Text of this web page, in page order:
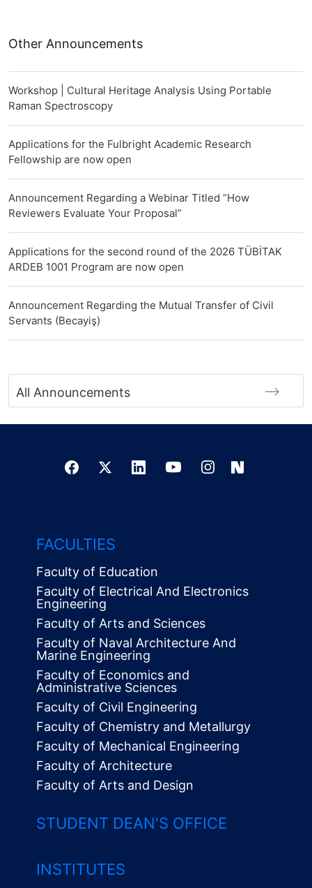
Other Announcements
Workshop | Cultural Heritage Analysis Using Portable
Raman Spectroscopy
Applications for the Fulbright Academic Research
Fellowship are now open
Announcement Regarding a Webinar Titled “How
Reviewers Evaluate Your Proposal”
Applications for the second round of the 2026 TÜBİTAK
ARDEB 1001 Program are now open
Announcement Regarding the Mutual Transfer of Civil
Servants (Becayiş)
All Announcements
FACULTIES
Faculty of Education
Faculty of Electrical And Electronics
Engineering
Faculty of Arts and Sciences
Faculty of Naval Architecture And
Marine Engineering
Faculty of Economics and
Administrative Sciences
Faculty of Civil Engineering
Faculty of Chemistry and Metallurgy
Faculty of Mechanical Engineering
Faculty of Architecture
Faculty of Arts and Design
STUDENT DEAN'S OFFICE
INSTITUTES